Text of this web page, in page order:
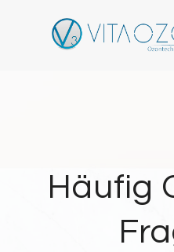
Häufig